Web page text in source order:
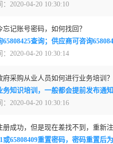
：2020-04-20 10:30:10
记账号密码，如何找回？
查询；供应商可咨询
：2020-04-20 10:30:14
府采购从业人员如何进行业务培训
知识培训，一般都会提前发布通
：2020-04-20 10:30:16
册成功，但是现在差找不到，重新
或65808409重置密码，密码重置后